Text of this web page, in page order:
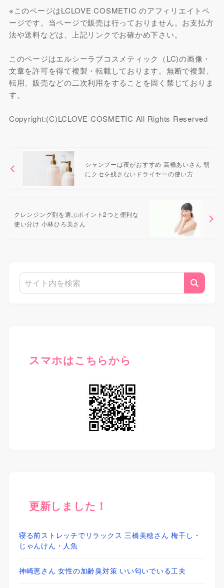
※このページはLCLOVE COSMETIC のアフィリエイトペ
ージです。当ページで販売は行っておりません。お支払方
法や送料などは、上記リンクでお確かめ下さい。
このページはエルシーラブコスメティック（LC)の画像・
文章を許可を得て複製・転載しております。無断で複製、
転用、販売などの二次利用をすることを固く禁じておりま
す。
Copyright:(C)LCLOVE COSMETIC All Rights Reserved
シャンプーは夜がおすすめ 高橋あいさん 朝
にクセを残さないドライヤーの使い方
クレンジング剤を選ぶポイント2つと便利な
使い分け 小林ひろ美さん
スマホはこちらから
更新しました！
寝る前ストレッチでリラックス 三橋美穂さん 梅干し・
じゃんけん・人魚
神崎恵さん 女性の加齢臭対策 いい匂いでいる工夫